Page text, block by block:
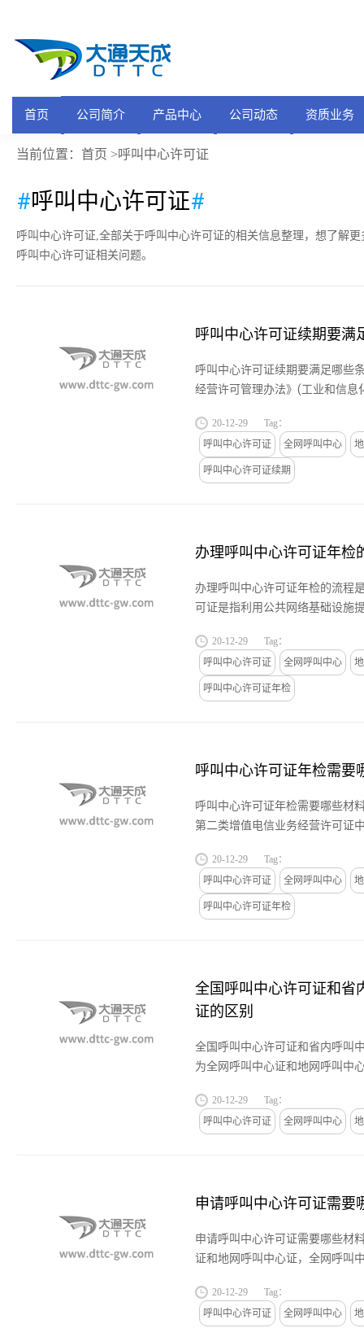
首页 公司简介 产品中心 公司动态 资质业务
当前位置： 首页 >呼叫中心许可证
#呼叫中心许可证#
呼叫中心许可证,全部关于呼叫中心许可证的相关信息整理，想了解
呼叫中心许可证相关问题。
呼叫中心许可证续期要满
呼叫中心许可证续期要满足哪些
经营许可管理办法》(工业和信息
证》和省、自治区、直辖市范围...
20-12-29
Tag：
呼叫中心许可证
全网呼叫中心
呼叫中心许可证续期
办理呼叫中心许可证年检
办理呼叫中心许可证年检的流程
可证是指利用公共网络基础设施
分为全网呼叫中心证和地网呼...
20-12-29
Tag：
呼叫中心许可证
全网呼叫中心
呼叫中心许可证年检
呼叫中心许可证年检需要
呼叫中心许可证年检需要哪些材
第二类增值电信业务经营许可证
型，全网呼叫中心的就是95开...
20-12-29
Tag：
呼叫中心许可证
全网呼叫中心
呼叫中心许可证年检
全国呼叫中心许可证和省
证的区别
全国呼叫中心许可证和省内呼叫
为全网呼叫中心证和地网呼叫中
行审批，办理后的业务接入号...
20-12-29
Tag：
呼叫中心许可证
全网呼叫中心
申请呼叫中心许可证需要
申请呼叫中心许可证需要哪些材
证和地网呼叫中心证，全网呼叫
的业务接入号码是95号码;地网...
20-12-29
Tag：
呼叫中心许可证
全网呼叫中心